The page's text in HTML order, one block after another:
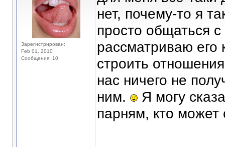
Зарегистрирован:
Feb 01, 2010
Сообщения: 10
нет, почему-то я
просто общаться
рассматриваю его
строить
нас ничего не
ним.
Я могу
парням, кто может